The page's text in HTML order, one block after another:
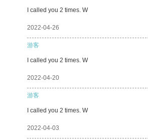
I called you 2 times. W
2022-04-26
游客
I called you 2 times. W
2022-04-20
游客
I called you 2 times. W
2022-04-03